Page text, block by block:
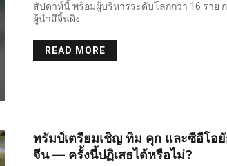
สัปดาห์นี้ พร้อมผู้บริหารระดับโลกกว่า 16 ราย
ผู้นำสีจิ้นผิง
READ MORE
ทรัมป์เตรียมเชิญ ทิม คุก และซีอีโอ
จีน — ครั้งนี้ปฏิเสธได้หรือไม่?